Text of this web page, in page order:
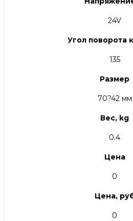
24V
Угол поворота
135
Размер
70?42 мм
Вес, kg
0.4
Цена
0
Цена,
0